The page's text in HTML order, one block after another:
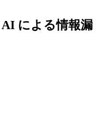
による情報漏